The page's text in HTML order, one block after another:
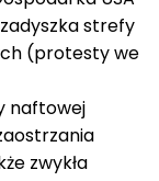
strefy
(protesty we
naftowej
zwykła